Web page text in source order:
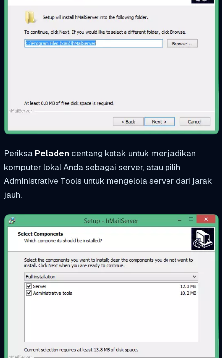
Periksa Peladen centang kotak untuk menjadikan
komputer lokal Anda sebagai server, atau pilih
Administrative Tools untuk mengelola server dari jarak
jauh.